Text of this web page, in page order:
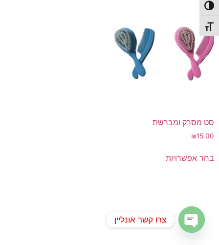
הפעל/כבה ניגודיות גבוהה
מתג גודל גופן
סט מסרק ומברשת
₪15.00
בחר אפשרויותזה
לבחור
צרו קשר אונליין